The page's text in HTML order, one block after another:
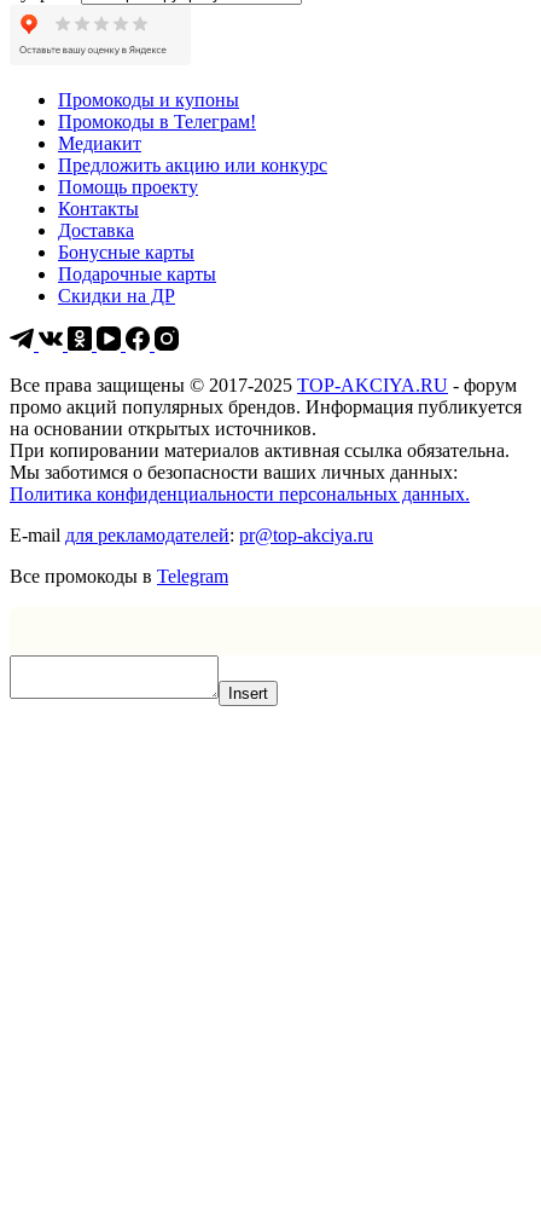
Промокоды и купоны
Промокоды в Телеграм!
Медиакит
Предложить акцию или конкурс
Помощь проекту
Контакты
Доставка
Бонусные карты
Подарочные карты
Скидки на ДР
Все права защищены © 2017-2025 TOP-AKCIYA.RU - форум
промо акций популярных брендов. Информация публикуется
на основании открытых источников.
При копировании материалов активная ссылка обязательна.
Мы заботимся о безопасности ваших личных данных:
Политика конфиденциальности персональных данных.
E-mail для рекламодателей: pr@top-akciya.ru
Все промокоды в Telegram
Insert